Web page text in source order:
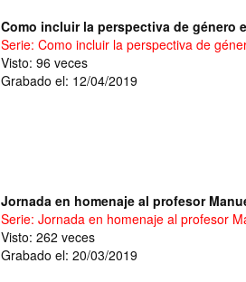
Como incluir la perspectiva de género
Serie: Como incluir la perspectiva de
Visto: 96 veces
Grabado el: 12/04/2019
Jornada en homenaje al profesor
Serie: Jornada en homenaje al profesor
Visto: 262 veces
Grabado el: 20/03/2019